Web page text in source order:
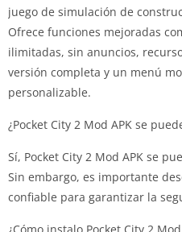
juego de simulación de
Ofrece funciones mejoradas
ilimitadas, sin anuncios,
versión completa y un menú
personalizable.
¿Pocket City 2 Mod APK se
Sí, Pocket City 2 Mod APK se
Sin embargo, es importante
confiable para garantizar la
¿Cómo instalo Pocket City 2 Mod